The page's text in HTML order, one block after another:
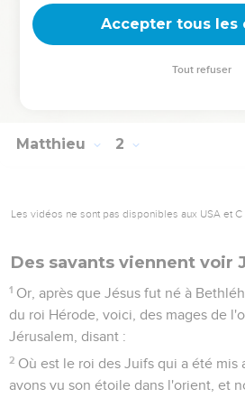
Or Joseph, étant réveillé de son
l'ange du Seigneur le lui avait
Matthieu 2
Les vidéos ne sont pas disponibles aux USA et C
Des savants viennent voir
1 Or, après que Jésus fut né à
du roi Hérode, voici, des mages de
Jérusalem, disant :
2 Où est le roi des Juifs qui a été mis
avons vu son étoile dans l'orient, et
Accepter tous les
Tout refuser